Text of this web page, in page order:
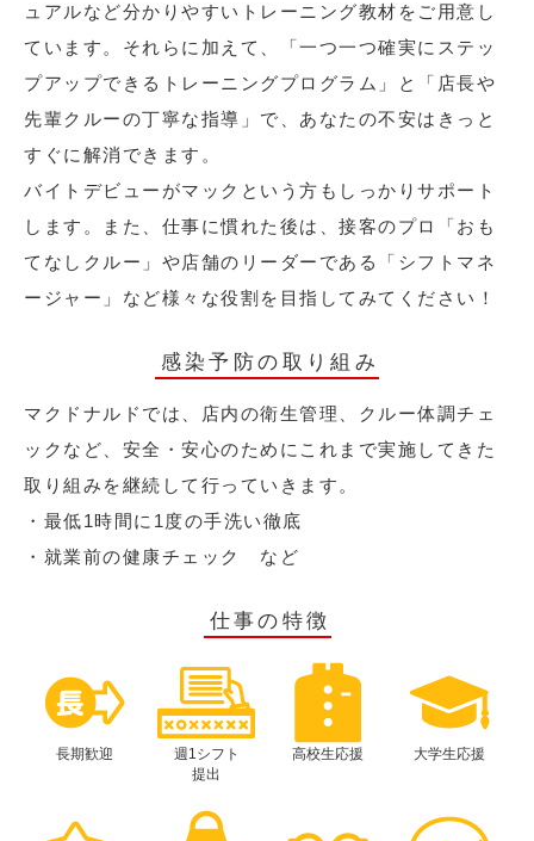
ュアルなど分かりやすいトレーニング教材をご用意し
ています。それらに加えて、「一つ一つ確実にステッ
プアップできるトレーニングプログラム」と「店長や
先輩クルーの丁寧な指導」で、あなたの不安はきっと
すぐに解消できます。
バイトデビューがマックという方もしっかりサポート
します。また、仕事に慣れた後は、接客のプロ「おも
てなしクルー」や店舗のリーダーである「シフトマネ
ージャー」など様々な役割を目指してみてください！
感染予防の取り組み
マクドナルドでは、店内の衛生管理、クルー体調チェ
ックなど、安全・安心のためにこれまで実施してきた
取り組みを継続して行っていきます。
・最低1時間に1度の手洗い徹底
・就業前の健康チェック など
仕事の特徴
長期歓迎
週1シフト
提出
高校生応援 大学生応援